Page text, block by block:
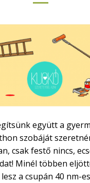
együtt a
szobáját
csak festő nincs,
Minél többen
a csupán 40 nm-